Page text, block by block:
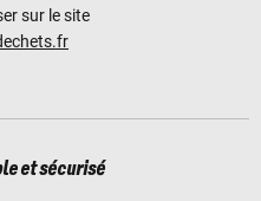
sur le site
et sécurisé